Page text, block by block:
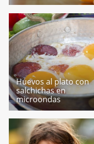
Huevos al plato con
salchichas en
microondas